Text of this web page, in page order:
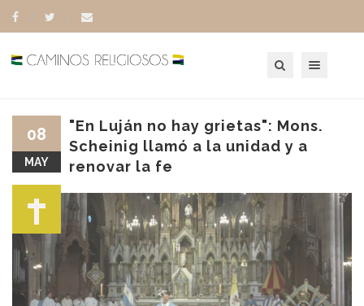
"En Luján no hay grietas": Mons.
Scheinig llamó a la unidad y a
renovar la fe
08
MAY